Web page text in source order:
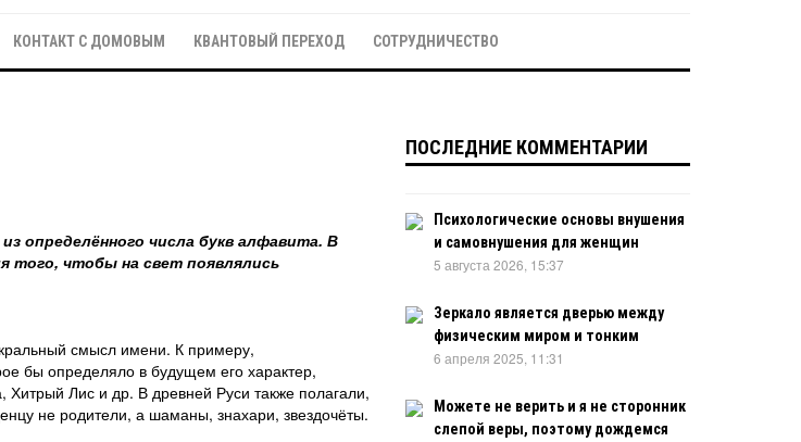
КОНТАКТ С ДОМОВЫМ КВАНТОВЫЙ ПЕРЕХОД СОТРУДНИЧЕСТВО
определённого числа букв алфавита. В
того, чтобы на свет появлялись
смысл имени. К примеру,
бы определяло в будущем его характер,
Лис и др. В древней Руси также полагали,
не родители, а шаманы, знахари, звездочёты.
ПОСЛЕДНИЕ КОММЕНТАРИИ
Психологические основы внушения
и самовнушения для женщин
5 августа 2026, 15:37
Зеркало является дверью между
физическим миром и тонким
6 апреля 2025, 11:31
Можете не верить и я не сторонник
слепой веры, поэтому дождемся